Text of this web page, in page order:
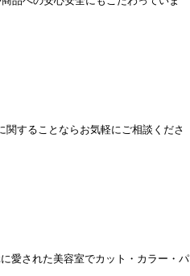
することならお気軽にご相談くださ
愛された美容室でカット・カラー・パ